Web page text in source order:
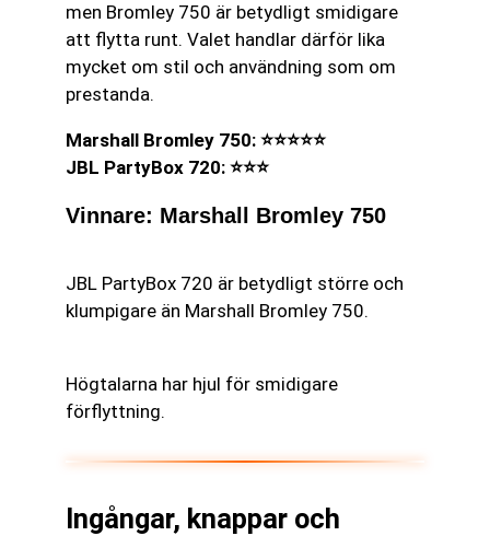
men Bromley 750 är betydligt smidigare
att flytta runt. Valet handlar därför lika
mycket om stil och användning som om
prestanda.
Marshall Bromley 750: ⭐⭐⭐⭐⭐
JBL PartyBox 720: ⭐⭐⭐
Vinnare: Marshall Bromley 750
JBL PartyBox 720 är betydligt större och
klumpigare än Marshall Bromley 750.
Högtalarna har hjul för smidigare
förflyttning.
Ingångar, knappar och